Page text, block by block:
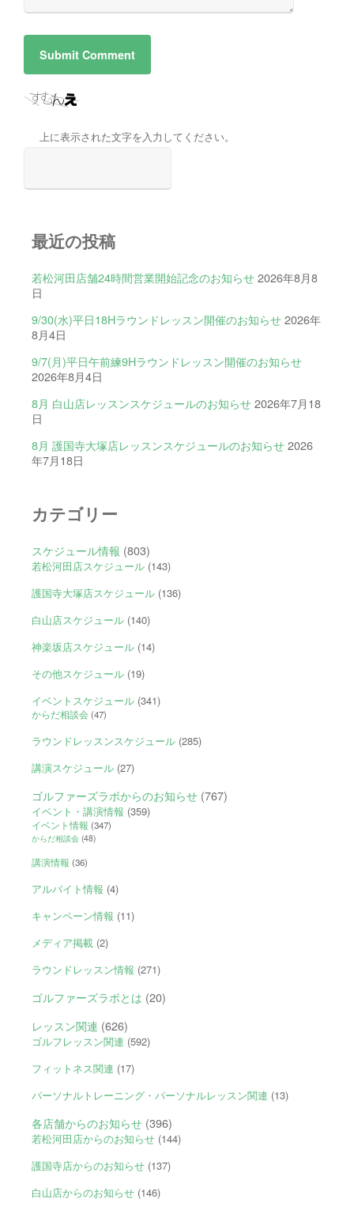
上に表示された文字を入力してください。
最近の投稿
若松河田店舗24時間営業開始記念のお知らせ 2026年8月8
日
9/30(水)平日18Hラウンドレッスン開催のお知らせ 2026年
8月4日
9/7(月)平日午前練9Hラウンドレッスン開催のお知らせ
2026年8月4日
8月 白山店レッスンスケジュールのお知らせ 2026年7月18
日
8月 護国寺大塚店レッスンスケジュールのお知らせ 2026
年7月18日
カテゴリー
スケジュール情報 (803)
若松河田店スケジュール(143)
護国寺大塚店スケジュール(136)
白山店スケジュール(140)
神楽坂店スケジュール(14)
その他スケジュール(19)
イベントスケジュール(341)
からだ相談会(47)
ラウンドレッスンスケジュール(285)
講演スケジュール(27)
ゴルファーズラボからのお知らせ(767)
イベント・講演情報 (359)
イベント情報 (347)
からだ相談会(48)
講演情報 (36)
アルバイト情報 (4)
キャンペーン情報 (11)
メディア掲載(2)
ラウンドレッスン情報 (271)
ゴルファーズラボとは (20)
レッスン関連 (626)
ゴルフレッスン関連 (592)
フィットネス関連 (17)
パーソナルトレーニング・パーソナルレッスン関連 (13)
各店舗からのお知らせ(396)
若松河田店からのお知らせ(144)
護国寺店からのお知らせ(137)
白山店からのお知らせ(146)